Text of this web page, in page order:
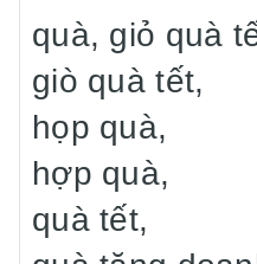
quà, giỏ quà
giò quà tết,
họp quà,
hợp quà,
quà tết,